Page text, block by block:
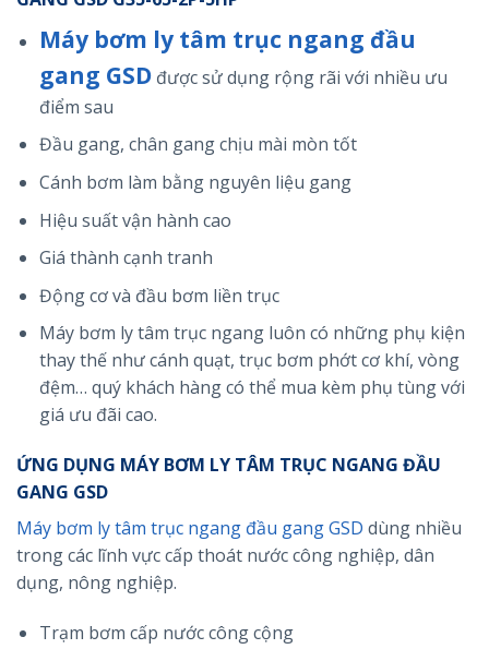
Máy bơm ly tâm trục ngang đầu
gang GSDđược sử dụng rộng rãi với nhiều ưu
điểm sau
Đầu gang, chân gang chịu mài mòn tốt
Cánh bơm làm bằng nguyên liệu gang
Hiệu suất vận hành cao
Giá thành cạnh tranh
Động cơ và đầu bơm liền trục
Máy bơm ly tâm trục ngang luôn có những phụ kiện
thay thế như cánh quạt, trục bơm phớt cơ khí, vòng
đệm… quý khách hàng có thể mua kèm phụ tùng với
giá ưu đãi cao.
ỨNG DỤNG MÁY BƠM LY TÂM TRỤC NGANG ĐẦU
GANG GSD
Máy bơm ly tâm trục ngang đầu gang GSD dùng nhiều
trong các lĩnh vực cấp thoát nước công nghiệp, dân
dụng, nông nghiệp.
Trạm bơm cấp nước công cộng